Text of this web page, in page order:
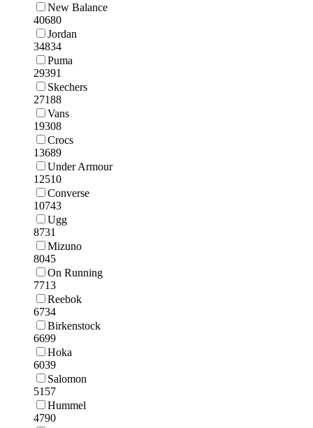
New Balance
40680
Jordan
34834
Puma
29391
Skechers
27188
Vans
19308
Crocs
13689
Under Armour
12510
Converse
10743
Ugg
8731
Mizuno
8045
On Running
7713
Reebok
6734
Birkenstock
6699
Hoka
6039
Salomon
5157
Hummel
4790